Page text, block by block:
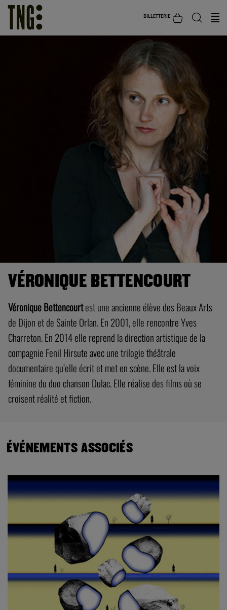
BILLETTERIE
VÉRONIQUE BETTENCOURT
Véronique Bettencourtest une ancienne élève des Beaux Arts
de Dijon et de Sainte Orlan. En 2001, elle rencontre Yves
Charreton. En 2014 elle reprend la direction artistique de la
compagnie Fenil Hirsute avec une trilogie théâtrale
documentaire qu’elle écrit et met en scène. Elle est la voix
féminine du duo chanson Dulac. Elle réalise des films où se
croisent réalité et fiction.
ÉVÉNEMENTS ASSOCIÉS